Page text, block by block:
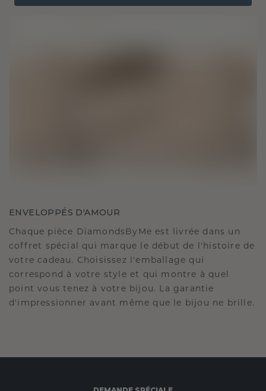
ENVELOPPÉS D'AMOUR
Chaque pièce DiamondsByMe est livrée dans un
coffret spécial qui marque le début de l'histoire de
votre cadeau. Choisissez l'emballage qui
correspond à votre style et qui montre à quel
point vous tenez à votre bijou. La garantie
d'impressionner avant même que le bijou ne brille.